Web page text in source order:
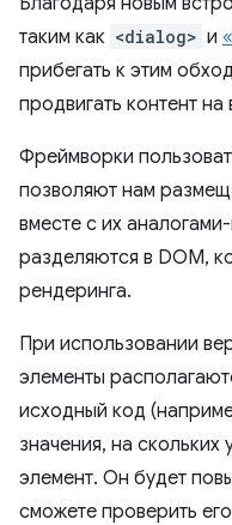
таким как <dialog> и
прибегать к этим
продвигать контент
Фреймворки
позволяют нам
вместе с их
разделяются в DOM,
рендеринга.
При использовании
элементы
исходный код
значения, на скольких
элемент. Он будет
сможете проверить